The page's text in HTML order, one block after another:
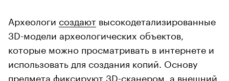
Археологи создают высокодетализированные
3D-модели археологических объектов,
которые можно просматривать в интернете и
использовать для создания копий. Основу
предмета фиксируют 3D-сканером, а внешний